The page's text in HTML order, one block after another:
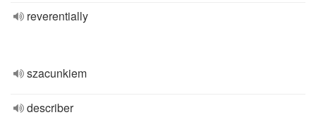
reverentially
szacunkiem
describer